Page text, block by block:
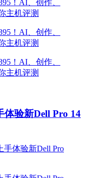
体验新Dell Pro 14